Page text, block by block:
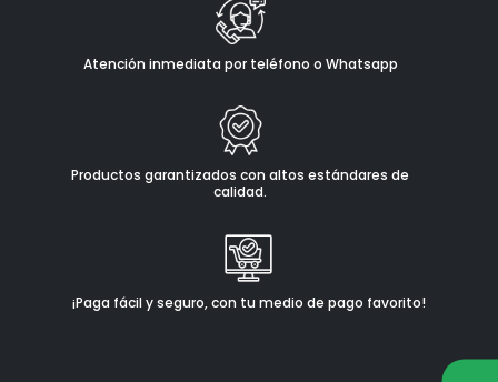
Atención inmediata por teléfono o Whatsapp
Productos garantizados con altos estándares de
calidad.
¡Paga fácil y seguro, con tu medio de pago favorito!